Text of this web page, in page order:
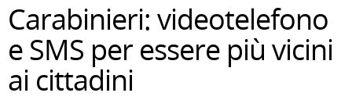
Carabinieri: videotelefono
e SMS per essere più vicini
ai cittadini